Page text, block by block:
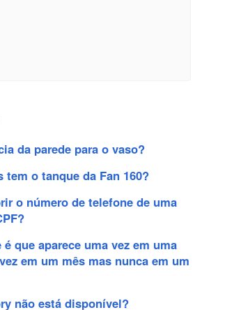
da parede para o vaso?
o tanque da Fan 160?
o número de telefone de uma
que aparece uma vez em uma
em um mês mas nunca em um
não está disponível?